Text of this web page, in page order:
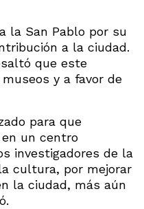
la San Pablo por su
a la ciudad.
que este
y a favor de
para que
un centro
investigadores de la
cultura, por mejorar
la ciudad, más aún